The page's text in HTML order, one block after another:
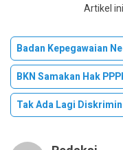
Artikel
Badan Kepegawaian
BKN Samakan Hak
Tak Ada Lagi